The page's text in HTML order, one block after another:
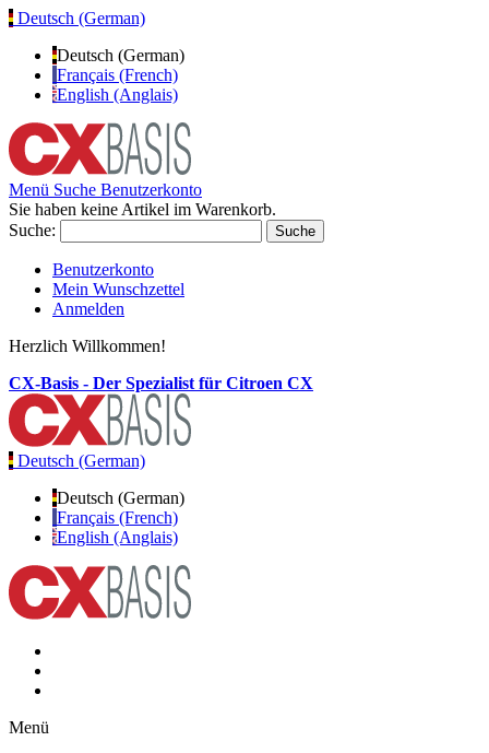
Deutsch (German)
Deutsch (German)
Français (French)
English (Anglais)
Menü Suche Benutzerkonto
Sie haben keine Artikel im Warenkorb.
Suche:
Suche
Benutzerkonto
Mein Wunschzettel
Anmelden
Herzlich Willkommen!
CX-Basis - Der Spezialist für Citroen CX
Deutsch (German)
Deutsch (German)
Français (French)
English (Anglais)
Menü